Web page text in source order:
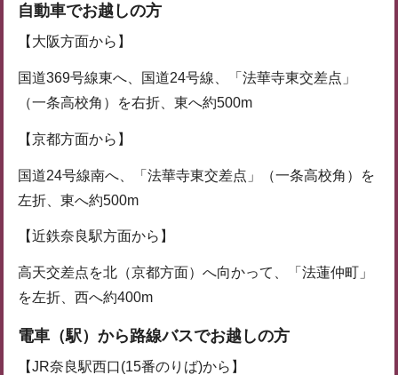
自動車でお越しの方
【大阪方面から】
国道369号線東へ、国道24号線、「法華寺東交差点」
（一条高校角）を右折、東へ約500m
【京都方面から】
国道24号線南へ、「法華寺東交差点」（一条高校角）を
左折、東へ約500m
【近鉄奈良駅方面から】
高天交差点を北（京都方面）へ向かって、「法蓮仲町」
を左折、西へ約400m
電車（駅）から路線バスでお越しの方
【JR奈良駅西口(15番のりば)から】